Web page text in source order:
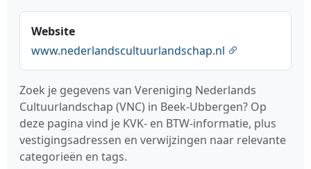
Website
www.nederlandscultuurlandschap.nl
Zoek je gegevens van Vereniging Nederlands
Cultuurlandschap (VNC) in Beek-Ubbergen? Op
deze pagina vind je KVK- en BTW-informatie, plus
vestigingsadressen en verwijzingen naar relevante
categorieën en tags.